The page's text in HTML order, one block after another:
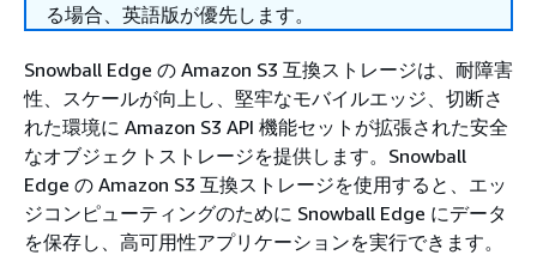
る場合、英語版が優先します。
Snowball Edge の Amazon S3 互換ストレージは、耐障害
性、スケールが向上し、堅牢なモバイルエッジ、切断さ
れた環境に Amazon S3 API 機能セットが拡張された安全
なオブジェクトストレージを提供します。Snowball
Edge の Amazon S3 互換ストレージを使用すると、エッ
ジコンピューティングのために Snowball Edge にデータ
を保存し、高可用性アプリケーションを実行できます。